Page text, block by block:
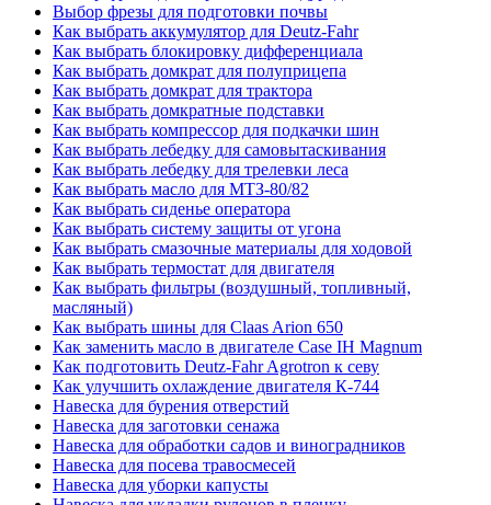
Выбор фрезы для подготовки почвы
Как выбрать аккумулятор для Deutz-Fahr
Как выбрать блокировку дифференциала
Как выбрать домкрат для полуприцепа
Как выбрать домкрат для трактора
Как выбрать домкратные подставки
Как выбрать компрессор для подкачки шин
Как выбрать лебедку для самовытаскивания
Как выбрать лебедку для трелевки леса
Как выбрать масло для МТЗ-80/82
Как выбрать сиденье оператора
Как выбрать систему защиты от угона
Как выбрать смазочные материалы для ходовой
Как выбрать термостат для двигателя
Как выбрать фильтры (воздушный, топливный,
масляный)
Как выбрать шины для Claas Arion 650
Как заменить масло в двигателе Case IH Magnum
Как подготовить Deutz-Fahr Agrotron к севу
Как улучшить охлаждение двигателя К-744
Навеска для бурения отверстий
Навеска для заготовки сенажа
Навеска для обработки садов и виноградников
Навеска для посева травосмесей
Навеска для уборки капусты